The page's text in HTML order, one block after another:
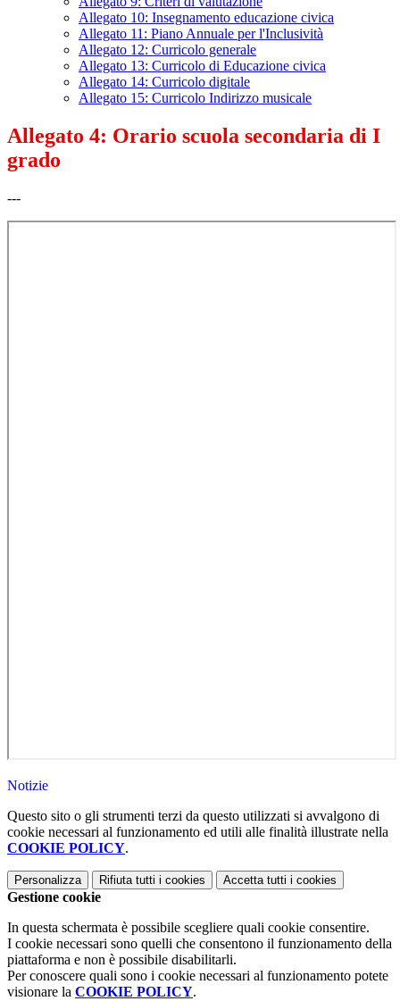
Allegato 10: Insegnamento educazione civica
Allegato 11: Piano Annuale per l'Inclusività
Allegato 12: Curricolo generale
Allegato 13: Curricolo di Educazione civica
Allegato 14: Curricolo digitale
Allegato 15: Curricolo Indirizzo musicale
Allegato 4: Orario scuola secondaria di I
grado
---
Notizie
Questo sito o gli strumenti terzi da questo utilizzati si avvalgono di
cookie necessari al funzionamento ed utili alle finalità illustrate nella
COOKIE POLICY.
Personalizza Rifiuta tutti i cookies Accetta tutti i cookies
Gestione cookie
In questa schermata è possibile scegliere quali cookie consentire.
I cookie necessari sono quelli che consentono il funzionamento della
piattaforma e non è possibile disabilitarli.
Per conoscere quali sono i cookie necessari al funzionamento potete
visionare la COOKIE POLICY.